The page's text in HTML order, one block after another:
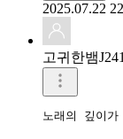
2025.07.22
고귀한뱀
노래의 깊이